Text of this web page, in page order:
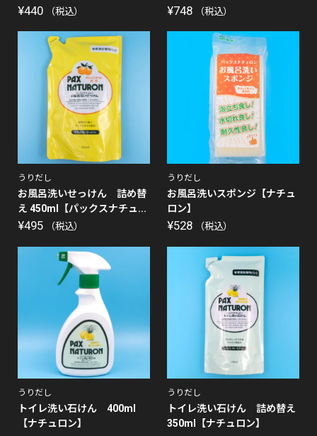
¥440 （税込） ¥748 （税込）
うりだし
お風呂洗いせっけん 詰め替
え 450ml【パックスナチュ...
¥495 （税込）
うりだし
お風呂洗いスポンジ【ナチュ
ロン】
¥528 （税込）
うりだし
トイレ洗い石けん 400ml
【ナチュロン】
うりだし
トイレ洗い石けん 詰め替え
350ml【ナチュロン】